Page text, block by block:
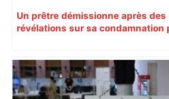
Un prêtre démissionne après des
révélations sur sa condamnation